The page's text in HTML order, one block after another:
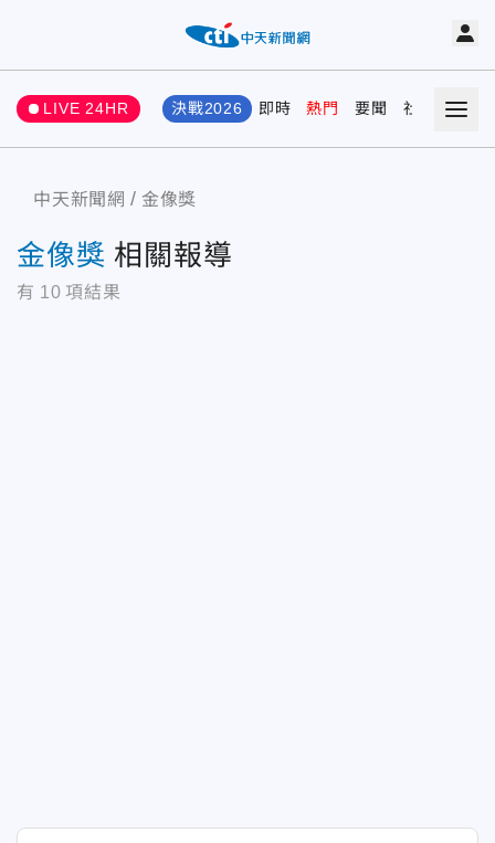
LIVE 24HR 決戰2026 即時 熱門 要聞 社會 娛樂
中天新聞網 金像獎
金像獎 相關報導
有 10 項結果